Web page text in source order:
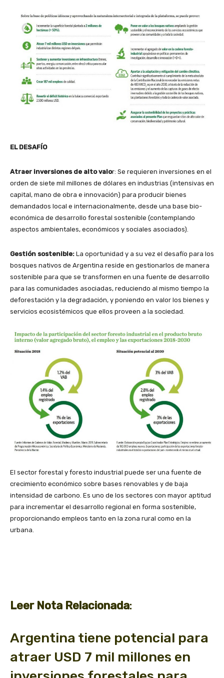
EL DESAFÍO
Atraer inversiones de alto valor: Se requieren inversiones en el
orden de siete mil millones de dólares en industrias (intensivas en
capital, mano de obra e innovación) para producir bienes
demandados local e internacionalmente, desde una base bio-
económica de desarrollo forestal sostenible (contemplando
aspectos ambientales, económicos y sociales asociados).
Gestión sostenible: La oportunidad y a su vez el desafío para los
bosques nativos de Argentina reside en gestionarlos de manera
sostenible para que se transformen en una fuente de desarrollo
para las comunidades asociadas, reduciendo al mismo tiempo la
deforestación y la degradación, y poniendo en valor los bienes y
servicios ecosistémicos que ellos proveen a la sociedad.
El sector forestal y foresto industrial puede ser una fuente de
crecimiento económico sobre bases renovables y de baja
intensidad de carbono. Es uno de los sectores con mayor aptitud
para incrementar el desarrollo regional en forma sostenible,
proporcionando empleos tanto en la zona rural como en la
urbana.
Leer Nota Relacionada:
Argentina tiene potencial para
atraer USD 7 mil millones en